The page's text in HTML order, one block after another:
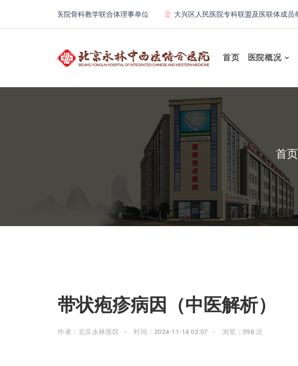
京大学第一医院骨科教学联合体理事单位 大兴区人民医院专科联盟及医联体成员单位
首页 医院概况
首页
带状疱疹病因（中医解析）
作者：北京永林医院 时间：2024-11-14 02:07 浏览：598 次